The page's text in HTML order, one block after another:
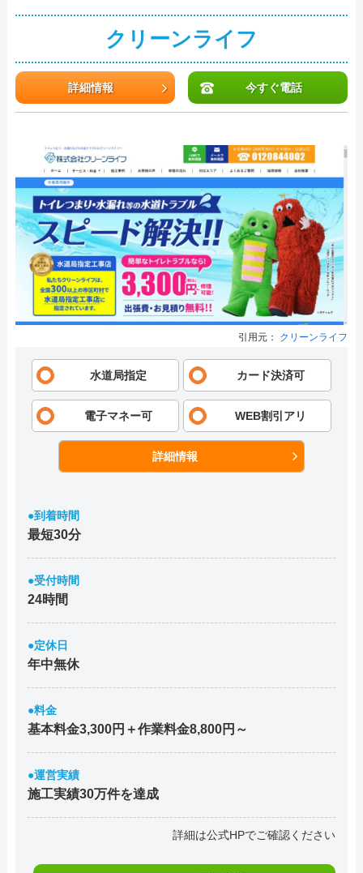
クリーンライフ
詳細情報 今すぐ電話
引用元： クリーンライフ
水道局指定 カード決済可
電子マネー可 WEB割引アリ
詳細情報
●到着時間
最短30分
●受付時間
24時間
●定休日
年中無休
●料金
基本料金3,300円＋作業料金8,800円～
●運営実績
施工実績30万件を達成
詳細は公式HPでご確認ください